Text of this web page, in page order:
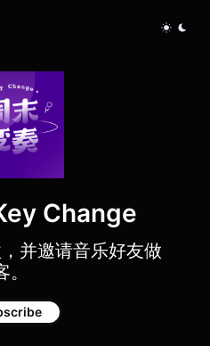
Change
并邀请音乐好友做
。